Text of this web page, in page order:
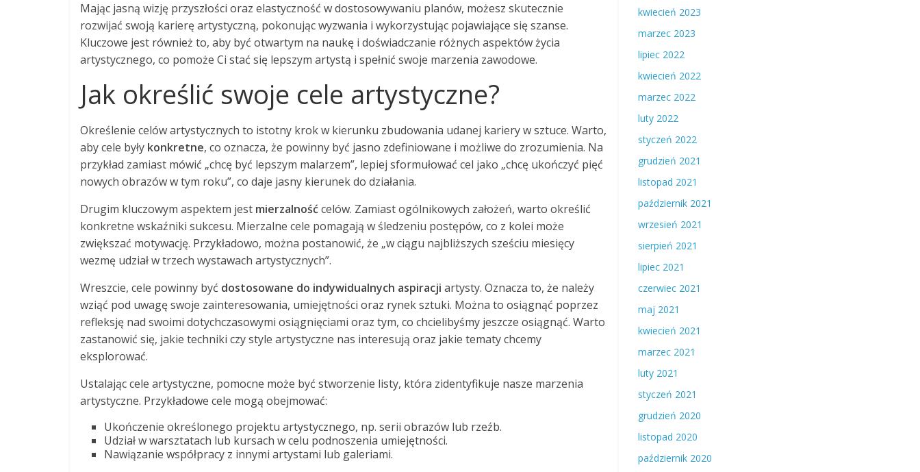
Mając jasną wizję przyszłości oraz elastyczność w dostosowywaniu planów, możesz skutecznie
rozwijać swoją karierę artystyczną, pokonując wyzwania i wykorzystując pojawiające się szanse.
Kluczowe jest również to, aby być otwartym na naukę i doświadczanie różnych aspektów życia
artystycznego, co pomoże Ci stać się lepszym artystą i spełnić swoje marzenia zawodowe.
Jak określić swoje cele artystyczne?
Określenie celów artystycznych to istotny krok w kierunku zbudowania udanej kariery w sztuce. Warto,
aby cele były konkretne, co oznacza, że powinny być jasno zdefiniowane i możliwe do zrozumienia. Na
przykład zamiast mówić „chcę być lepszym malarzem”, lepiej sformułować cel jako „chcę ukończyć pięć
nowych obrazów w tym roku”, co daje jasny kierunek do działania.
Drugim kluczowym aspektem jest mierzalnośćcelów. Zamiast ogólnikowych założeń, warto określić
konkretne wskaźniki sukcesu. Mierzalne cele pomagają w śledzeniu postępów, co z kolei może
zwiększać motywację. Przykładowo, można postanowić, że „w ciągu najbliższych sześciu miesięcy
wezmę udział w trzech wystawach artystycznych”.
Wreszcie, cele powinny być dostosowane do indywidualnych aspiracji artysty. Oznacza to, że należy
wziąć pod uwagę swoje zainteresowania, umiejętności oraz rynek sztuki. Można to osiągnąć poprzez
refleksję nad swoimi dotychczasowymi osiągnięciami oraz tym, co chcielibyśmy jeszcze osiągnąć. Warto
zastanowić się, jakie techniki czy style artystyczne nas interesują oraz jakie tematy chcemy
eksplorować.
Ustalając cele artystyczne, pomocne może być stworzenie listy, która zidentyfikuje nasze marzenia
artystyczne. Przykładowe cele mogą obejmować:
Ukończenie określonego projektu artystycznego, np. serii obrazów lub rzeźb.
Udział w warsztatach lub kursach w celu podnoszenia umiejętności.
Nawiązanie współpracy z innymi artystami lub galeriami.
kwiecień 2023
marzec 2023
lipiec 2022
kwiecień 2022
marzec 2022
luty 2022
styczeń 2022
grudzień 2021
listopad 2021
październik 2021
wrzesień 2021
sierpień 2021
lipiec 2021
czerwiec 2021
maj 2021
kwiecień 2021
marzec 2021
luty 2021
styczeń 2021
grudzień 2020
listopad 2020
październik 2020